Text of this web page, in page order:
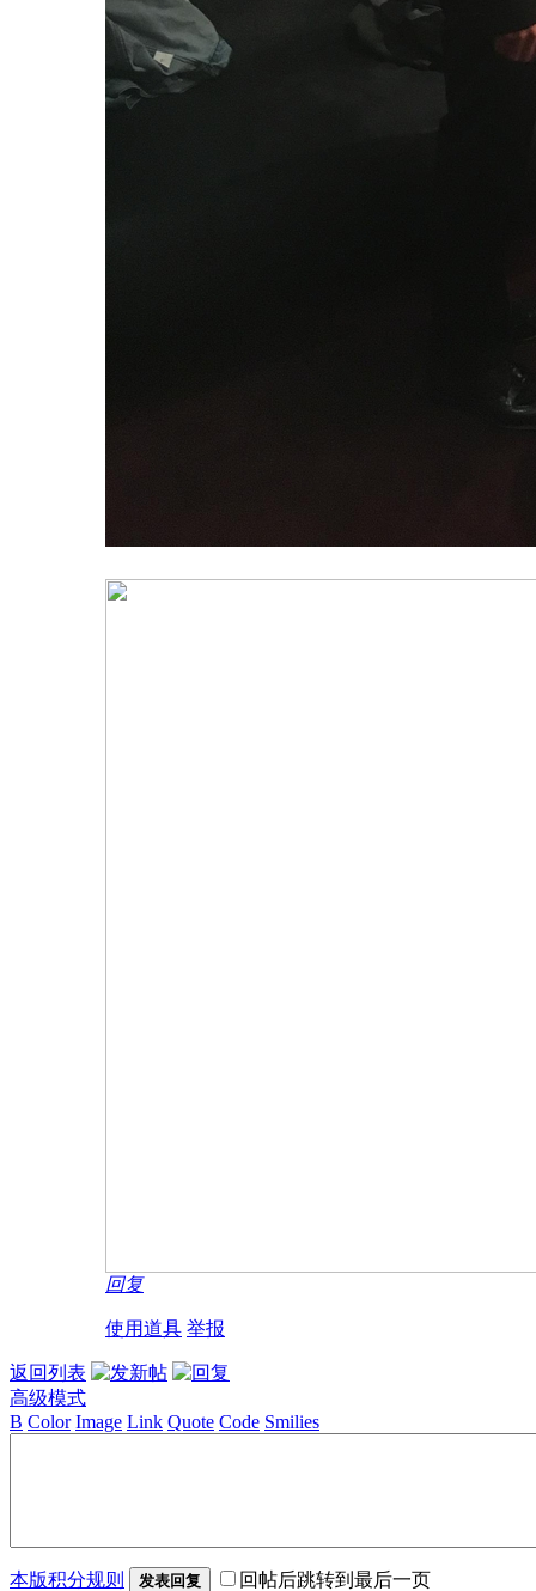
回复
使用道具 举报
返回列表
高级模式
B Color Image Link Quote Code Smilies
本版积分规则 发表回复 回帖后跳转到最后一页